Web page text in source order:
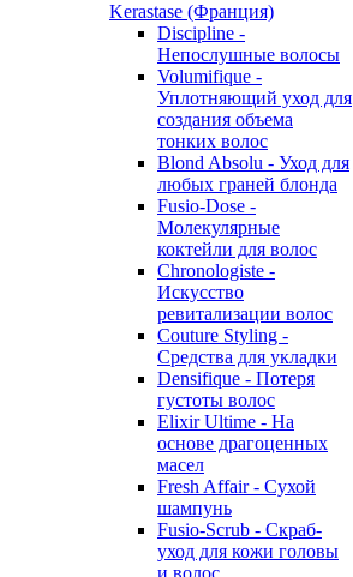
Kerastase (Франция)
Discipline -
Непослушные волосы
Volumifique -
Уплотняющий уход для
создания объема
тонких волос
Blond Absolu - Уход для
любых граней блонда
Fusio-Dose -
Молекулярные
коктейли для волос
Chronologiste -
Искусство
ревитализации волос
Couture Styling -
Средства для укладки
Densifique - Потеря
густоты волос
Elixir Ultime - На
основе драгоценных
масел
Fresh Affair - Сухой
шампунь
Fusio-Scrub - Скраб-
уход для кожи головы
и волос